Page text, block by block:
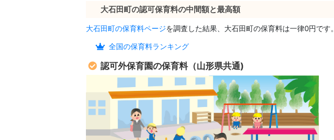
大石田町の認可保育料の中間額と最高額
大石田町の保育料ページを調査した結果、大石田町の保育料は一律0円です。
全国の保育料ランキング
認可外保育園の保育料（山形県共通)